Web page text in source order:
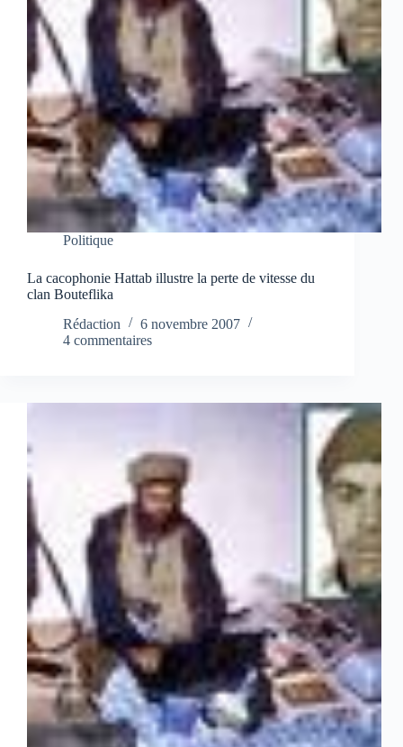
Politique
La cacophonie Hattab illustre la perte de vitesse du
clan Bouteflika
Rédaction
6 novembre 2007
4 commentaires